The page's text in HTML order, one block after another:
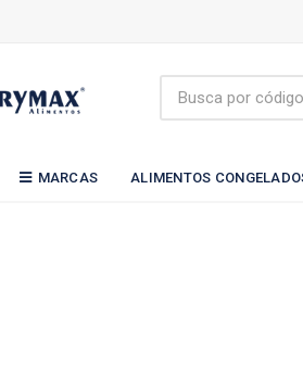
MARCAS ALIMENTOS